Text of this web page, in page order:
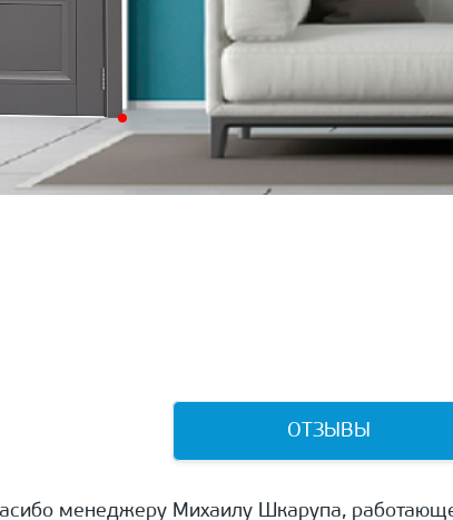
ОТЗЫВЫ
менеджеру Михаилу Шкарупа,